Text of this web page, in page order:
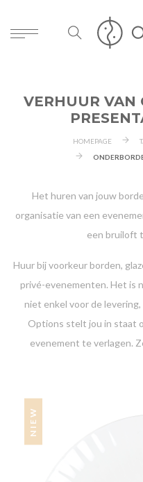
VERHUUR VAN
HOMEPAGE
Het huren van jouw
organisatie van een
een bruiloft
Huur bij voorkeur borden,
privé-evenementen. Het is
niet enkel voor de
Options stelt jou in staat
evenement te verlagen.
NIEW